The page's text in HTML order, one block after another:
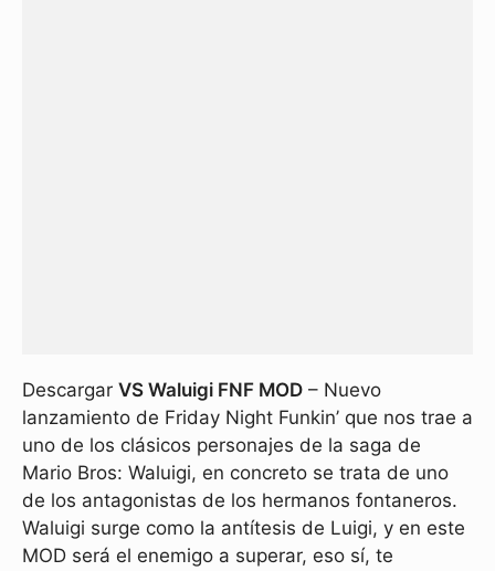
Descargar VS Waluigi FNF MOD – Nuevo
lanzamiento de Friday Night Funkin’ que nos trae a
uno de los clásicos personajes de la saga de
Mario Bros: Waluigi, en concreto se trata de uno
de los antagonistas de los hermanos fontaneros.
Waluigi surge como la antítesis de Luigi, y en este
MOD será el enemigo a superar, eso sí, te